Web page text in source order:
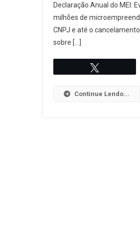
Declaração Anual do MEI:
milhões de
CNPJ e até o
sobre […]
Continue Lendo...